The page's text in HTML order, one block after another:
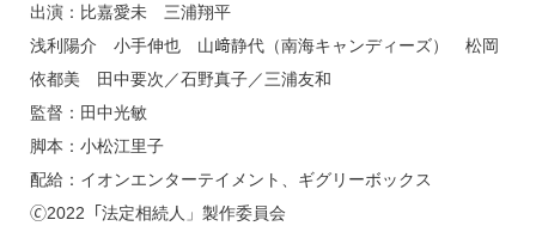
出演：比嘉愛未 三浦翔平
浅利陽介 小手伸也 山﨑静代（南海キャンディーズ） 松岡
依都美 田中要次／石野真子／三浦友和
監督：田中光敏
脚本：小松江里子
配給：イオンエンターテイメント、ギグリーボックス
🄫2022「法定相続人」製作委員会